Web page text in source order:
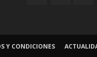
Y CONDICIONES